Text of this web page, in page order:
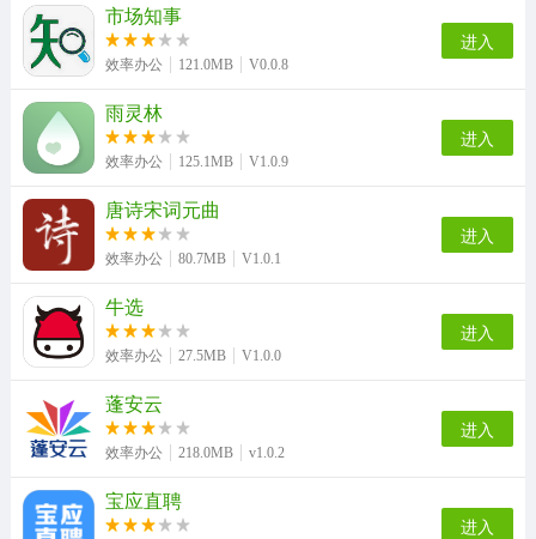
市场知事
效率办公 121.0MB V0.0.8
进入
雨灵林
效率办公 125.1MB V1.0.9
进入
唐诗宋词元曲
效率办公 80.7MB V1.0.1
进入
牛选
效率办公 27.5MB V1.0.0
进入
蓬安云
效率办公 218.0MB v1.0.2
进入
宝应直聘
进入